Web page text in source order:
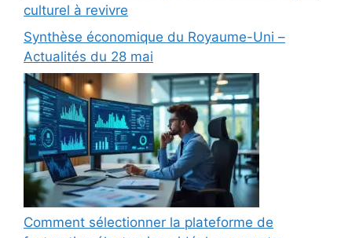
culturel à revivre
Synthèse économique du Royaume-Uni –
Actualités du 28 mai
Comment sélectionner la plateforme de